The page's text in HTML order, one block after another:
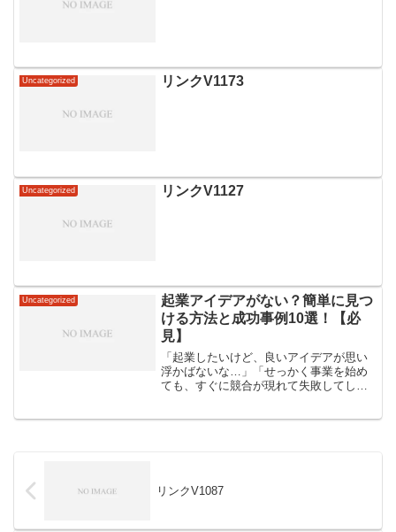
Uncategorized リンクV1173
Uncategorized リンクV1127
Uncategorized
起業アイデアがない？簡単に見つ
ける方法と成功事例10選！【必
見】
「起業したいけど、良いアイデアが思い
浮かばないな…」「せっかく事業を始め
ても、すぐに競合が現れて失敗してしま
リンクV1087